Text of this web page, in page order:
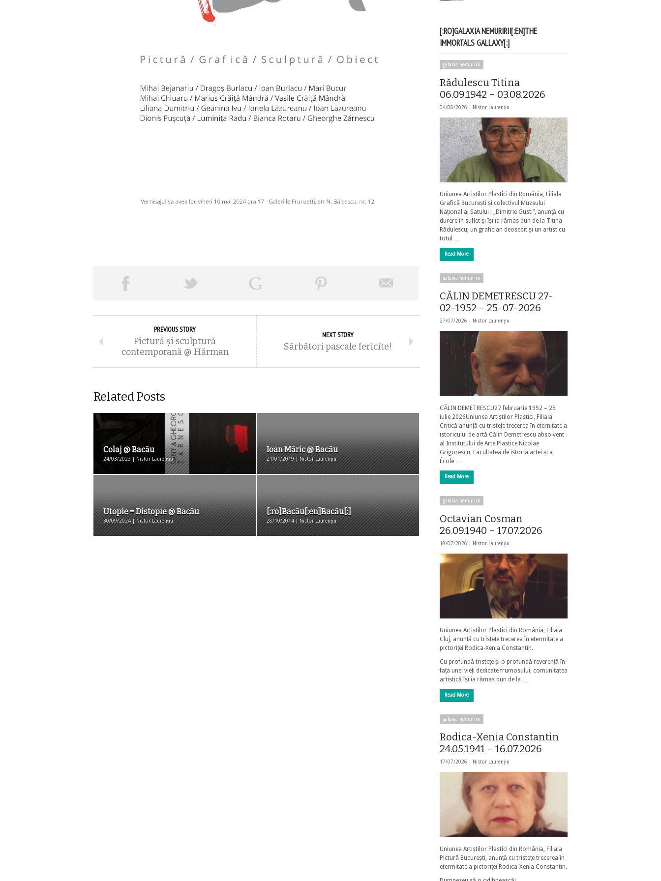
PREVIOUS STORY
Pictură şi sculptură
contemporană @ Hărman
NEXT STORY
Sărbători pascale fericite!
Related Posts
Colaj @ Bacău
24/03/2023 | Nistor Laurențiu
Ioan Măric @ Bacău
21/01/2019 | Nistor Laurențiu
Utopie = Distopie @ Bacău
30/09/2024 | Nistor Laurențiu
[:ro]Bacău[:en]Bacău[:]
28/10/2014 | Nistor Laurențiu
[:RO]GALAXIA NEMURIRII[:EN]THE
IMMORTALS GALLAXY[:]
galaxia nemuririi
Rădulescu Titina
06.09.1942 – 03.08.2026
04/08/2026 | Nistor Laurențiu
Uniunea Artiștilor Plastici din Rpmânia, Filiala
Grafică București și colectivul Muzeului
Național al Satului i „Dimitrie Gusti”, anunță cu
durere în suflet și își ia rămas bun de la Titina
Rădulescu, un grafician deosebit și un artist cu
totul …
Read More
galaxia nemuririi
CĂLIN DEMETRESCU 27-
02-1952 – 25-07-2026
27/07/2026 | Nistor Laurențiu
CĂLIN DEMETRESCU27 februarie 1952 – 25
iulie 2026Uniunea Artiștilor Plastici, Filiala
Critică anunță cu tristețe trecerea în eternitate a
istoricului de artă Călin Demetrescu absolvent
al Institutului de Arte Plastice Nicolae
Grigorescu, Facultatea de istoria artei și a
École …
Read More
galaxia nemuririi
Octavian Cosman
26.09.1940 – 17.07.2026
18/07/2026 | Nistor Laurențiu
Uniunea Artiștilor Plastici din România, Filiala
Cluj, anunță cu tristețe trecerea în etermitate a
pictoriței Rodica-Xenia Constantin.
Cu profundă tristețe și o profundă reverență în
fața unei vieți dedicate frumosului, comunitatea
artistică își ia rămas bun de la …
Read More
galaxia nemuririi
Rodica-Xenia Constantin
24.05.1941 – 16.07.2026
17/07/2026 | Nistor Laurențiu
Uniunea Artiștilor Plastici din România, Filiala
Pictură București, anunță cu tristețe trecerea în
etermitate a pictoriței Rodica-Xenia Constantin.